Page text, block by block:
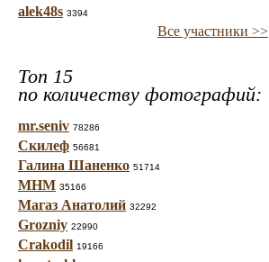
alek48s 3394
Все участники >>
Топ 15
по количеству фотографий:
mr.seniv 78286
Скилеф 56681
Галина Шаненко 51714
МНМ 35166
Магаз Анатолий 32292
Grozniy 22990
Crakodil 19166